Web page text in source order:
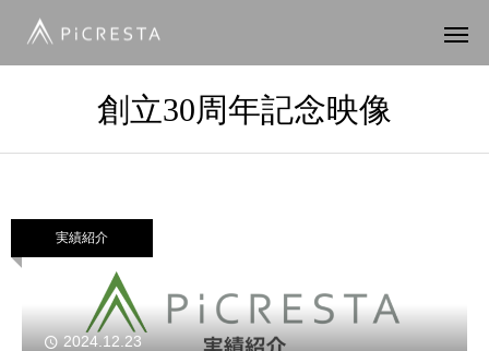
創立30周年記念映像
実績紹介
2024.12.23